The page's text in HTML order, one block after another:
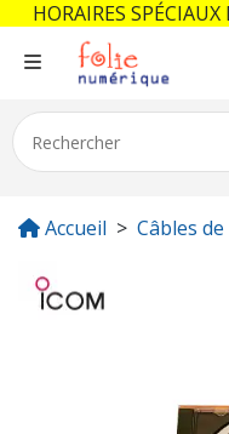
Accueil Câbles
HORAIRES SPÉCIAUX